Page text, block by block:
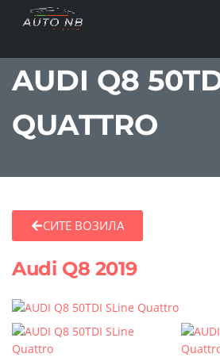
AUDI Q8
QUATTRO
СИТЕ ВОЗИЛА
Audi Q8 2019